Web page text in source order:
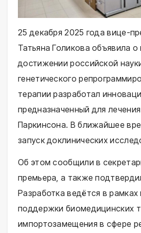
25 декабря 2025 года вице-
Татьяна Голикова объявила
достижении российской
генетического
терапии разработал
предназначенный для
Паркинсона. В ближайшее
запуск доклинических
Об этом сообщили в
премьера, а также
Разработка ведётся в рамках
поддержки биомедицинских
импортозамещения в сфере